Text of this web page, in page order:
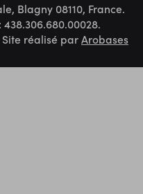
Blagny 08110, France.
438.306.680.00028.
réalisé parArobases